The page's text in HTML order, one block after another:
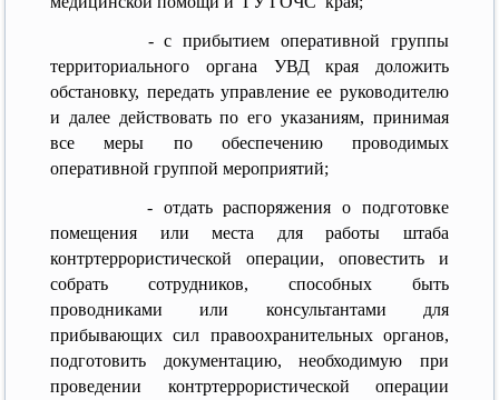
- с прибытием оперативной группы
территориального органа УВД края доложить
обстановку, передать управление ее руководителю
и далее действовать по его указаниям, принимая
все меры по обеспечению проводимых
оперативной группой мероприятий;
- отдать распоряжения о подготовке
помещения или места для работы штаба
контртеррористической операции, оповестить и
собрать сотрудников, способных быть
проводниками или консультантами для
прибывающих сил правоохранительных органов,
подготовить документацию, необходимую при
проведении контртеррористической операции